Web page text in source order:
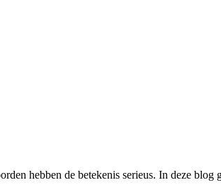
hebben de betekenis serieus. In deze